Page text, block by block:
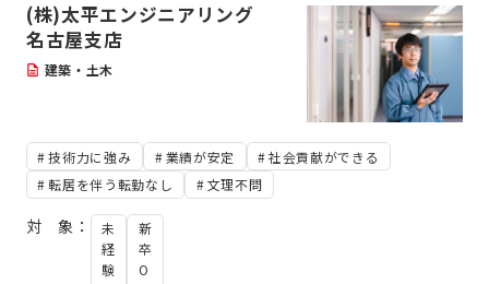
(株)太平エンジニアリング
名古屋支店
建築・土木
技術力に強み 業績が安定
社会貢献ができる
転居を伴う転勤なし
文理不問
対 象：
未
経
験
新
卒
O